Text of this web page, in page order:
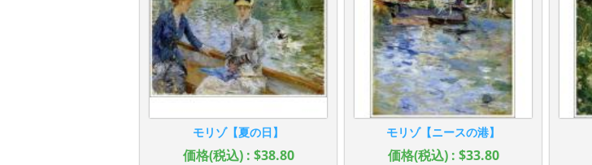
モリゾ【夏の日】
価格(税込) : $38.80
モリゾ【ニースの港】
価格(税込) : $33.80